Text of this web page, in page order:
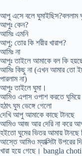
আপু এসে বলে ঘুমাইছিস?বললাম
আপুঃ কেন?
আমিঃ এমনি
আপু; তোর কি শরীর খারাপ?
আমিঃ না
আপুঃ তাইলে আমাকে বল কি
আমিঃ কিছু না (এখন আমার তো
পারলাম না)
আপুঃ তাইলে ঘুমা।
আমিও এপাস ওপাশ করতে ঘুমিয়ে
হঠাৎ ঘুম ভেঙ্গে গেলো
দেখি আপু আমাকে কাছে টানছে
আমিও আজ আর দেরি না করে
হইতো ঘুমের ভিতর আমায়
আস্তে আমিও ম্যাক্সিটা উপরের
খারা হয়ে গেছে। bangla